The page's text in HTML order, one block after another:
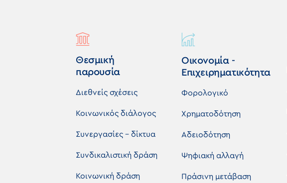
Θεσμική
παρουσία
Διεθνείς σχέσεις
Κοινωνικός διάλογος
Συνεργασίες - δίκτυα
Συνδικαλιστική δράση
Κοινωνική δράση
Οικονομία -
Επιχειρηματικότητα
Φορολογικό
Χρηματοδότηση
Αδειοδότηση
Ψηφιακή αλλαγή
Πράσινη μετάβαση